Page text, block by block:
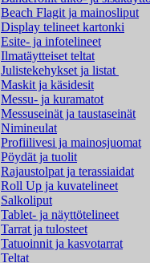
Beach Flagit ja mainosliput
Display telineet kartonki
Esite- ja infotelineet
Ilmatäytteiset teltat
Julistekehykset ja listat
Maskit ja käsidesit
Messu- ja kuramatot
Messuseinät ja taustaseinät
Nimineulat
Profiilivesi ja mainosjuomat
Pöydät ja tuolit
Rajaustolpat ja terassiaidat
Roll Up ja kuvatelineet
Salkoliput
Tablet- ja näyttötelineet
Tarrat ja tulosteet
Tatuoinnit ja kasvotarrat
Teltat